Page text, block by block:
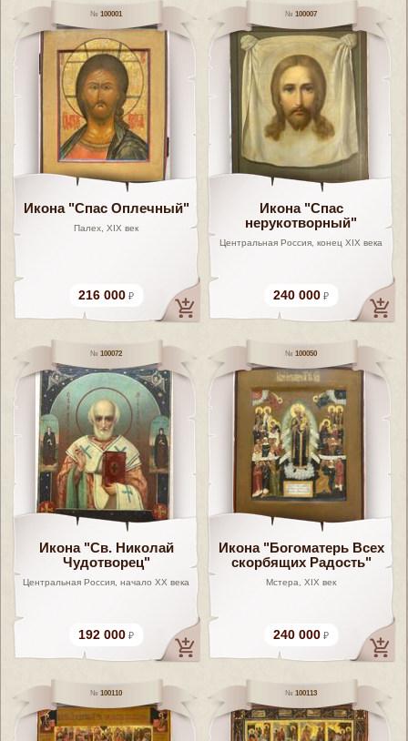
100001
Икона "Спас Оплечный"
Палех, XIX век
216 000
100007
Икона "Спас
нерукотворный"
Центральная Россия, конец XIX века
240 000
100072
Икона "Св. Николай
Чудотворец"
Центральная Россия, начало XX века
192 000
100050
Икона "Богоматерь Всех
скорбящих Радость"
Мстера, XIX век
240 000
100110 100113